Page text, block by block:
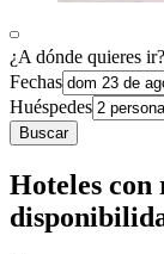
¿A dónde quieres ir?
Fechas
Huéspedes
Buscar
Hoteles con